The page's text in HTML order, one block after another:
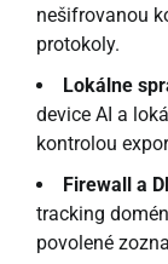
nešifrovanou
protokoly.
Lokálne
device AI a
kontrolou
Firewall a
tracking
povolené